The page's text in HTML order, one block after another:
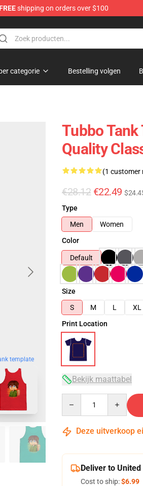
FREEshipping on orders over $100
categorie Bestelling volgen
template
Tubbo
Quality
(1 customer
€28.12 €22.49
Type
Men
Women
Color
Default
Size
S
M L XL
Print Location
Bekijk maattabel
Deze uitverkoop
Deliver to
Cost to ship:$6.99